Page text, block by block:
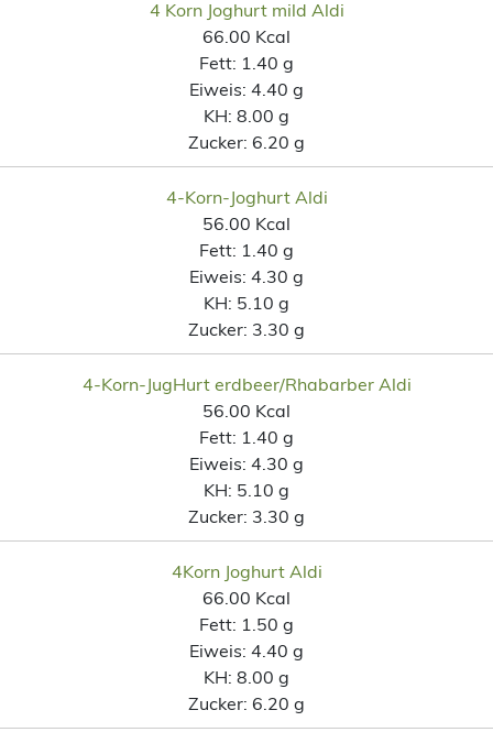
4 Korn Joghurt mild Aldi
66.00 Kcal
Fett: 1.40 g
Eiweis: 4.40 g
KH: 8.00 g
Zucker: 6.20 g
4-Korn-Joghurt Aldi
56.00 Kcal
Fett: 1.40 g
Eiweis: 4.30 g
KH: 5.10 g
Zucker: 3.30 g
4-Korn-JugHurt erdbeer/Rhabarber Aldi
56.00 Kcal
Fett: 1.40 g
Eiweis: 4.30 g
KH: 5.10 g
Zucker: 3.30 g
4Korn Joghurt Aldi
66.00 Kcal
Fett: 1.50 g
Eiweis: 4.40 g
KH: 8.00 g
Zucker: 6.20 g